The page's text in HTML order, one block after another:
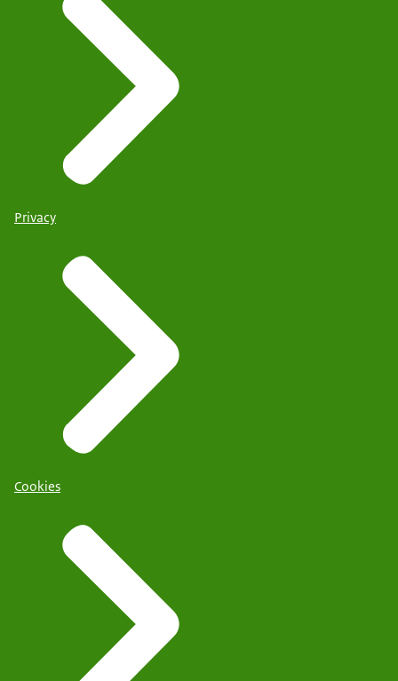
Privacy
Cookies